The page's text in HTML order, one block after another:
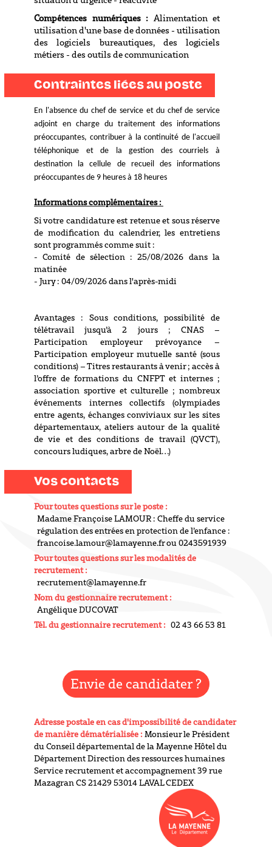
Compétences numériques : Alimentation et
utilisation d'une base de données - utilisation
des logiciels bureautiques, des logiciels
métiers - des outils de communication
Contraintes liées au poste
En l'absence du chef de service et du chef de service
adjoint en charge du traitement des informations
préoccupantes, contribuer à la continuité de l'accueil
téléphonique et de la gestion des courriels à
destination la cellule de recueil des informations
préoccupantes de 9 heures à 18 heures
Informations complémentaires :
Si votre candidature est retenue et sous réserve
de modification du calendrier, les entretiens
sont programmés comme suit :
- Comité de sélection : 25/08/2026 dans la
matinée
- Jury : 04/09/2026 dans l'après-midi
Avantages : Sous conditions, possibilité de
télétravail jusqu’à 2 jours ; CNAS –
Participation employeur prévoyance –
Participation employeur mutuelle santé (sous
conditions) – Titresrestaurants à venir ; accès à
l’offre de formations du CNFPT et internes ;
association sportive et culturelle ; nombreux
événements internes collectifs (olympiades
entre agents, échanges conviviaux sur les sites
départementaux, ateliers autour de la qualité
de vie et des conditions de travail (QVCT),
concours ludiques, arbre de Noël…)
Vos contacts
Pour toutes questions sur le poste :
Madame Françoise LAMOUR : Cheffe du service
régulation des entrées en protection de l’enfance :
francoise.lamour@lamayenne.fr ou 0243591939
Pour toutes questions sur les modalités de
recrutement :
recrutement@lamayenne.fr
Nom du gestionnaire recrutement :
Angélique DUCOVAT
Tél. du gestionnaire recrutement : 02 43 66 53 81
Envie de candidater ?
Adresse postale en cas d'impossibilité de candidater
de manière dématérialisée : Monsieur le Président
du Conseil départemental de la Mayenne Hôtel du
Département Direction des ressources humaines
Service recrutement et accompagnement 39 rue
Mazagran CS 21429 53014 LAVAL CEDEX